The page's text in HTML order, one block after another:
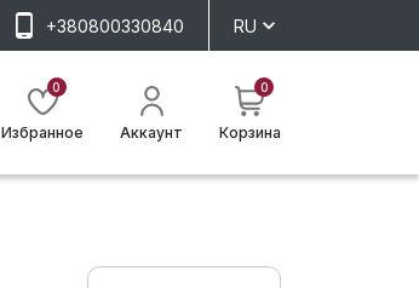
+380800330840 RU
0
Избранное Аккаунт
0
Корзина